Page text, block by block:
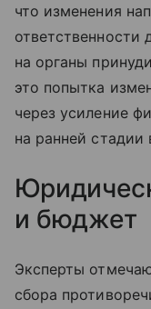
что изменения
ответственности
на органы
это попытка
через усиление
на ранней стадии
и бюджет
Эксперты
сбора